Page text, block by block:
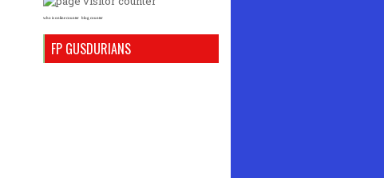
who is online counter blog counter
FP GUSDURIANS